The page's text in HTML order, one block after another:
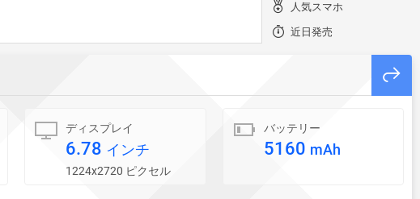
人気スマホ
近日発売
ディスプレイ
6.78 インチ
1224x2720 ピクセル
バッテリー
5160 mAh